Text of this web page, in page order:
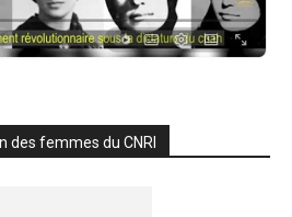
des femmes du CNRI